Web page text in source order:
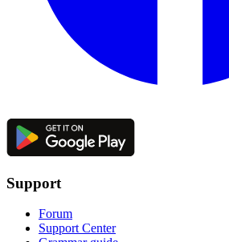
Support
Forum
Support Center